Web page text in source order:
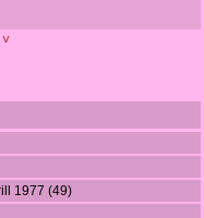
˅
1977 (49)